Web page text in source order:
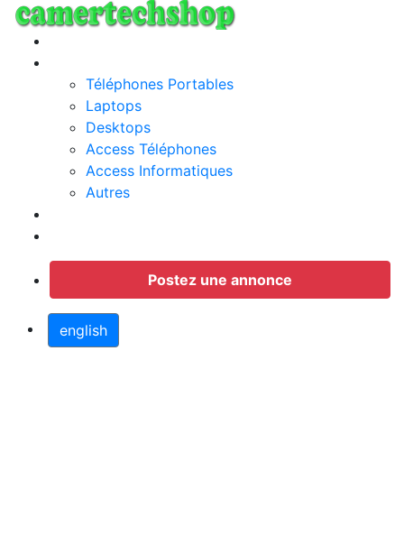
Téléphones Portables
Laptops
Desktops
Access Téléphones
Access Informatiques
Autres
Postez une annonce
english